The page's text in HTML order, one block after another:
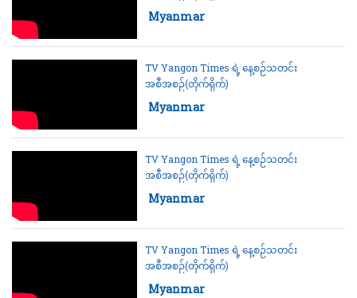
Category:
Myanmar
TV Yangon Times ရဲ့ နေ့စဉ်သတင်း
အစီအစဉ်(တိုက်ရိုက်)
Category:
Myanmar
TV Yangon Times ရဲ့ နေ့စဉ်သတင်း
အစီအစဉ်(တိုက်ရိုက်)
Category:
Myanmar
TV Yangon Times ရဲ့ နေ့စဉ်သတင်း
အစီအစဉ်(တိုက်ရိုက်)
Category:
Myanmar